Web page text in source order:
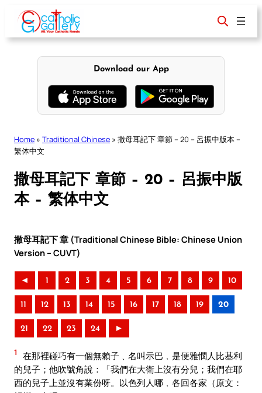
content
Download our App
Home » Traditional Chinese » 撒母耳記下 章節 – 20 – 呂振中版本 –
繁体中文
撒母耳記下 章節 – 20 – 呂振中版
本 – 繁体中文
撒母耳記下 章 (Traditional Chinese Bible: Chinese Union
Version – CUVT)
◄ 1 2 3 4 5 6 7 8 9 10
11 12 13 14 15 16 17 18 19 20
21 22 23 24 ►
1
在那裡碰巧有一個無賴子﹑名叫示巴﹐是便雅憫人比基利
的兒子；他吹號角說：「我們在大衛上沒有分兒；我們在耶
西的兒子上並沒有業份呀。以色列人哪﹐各回各家（原文：